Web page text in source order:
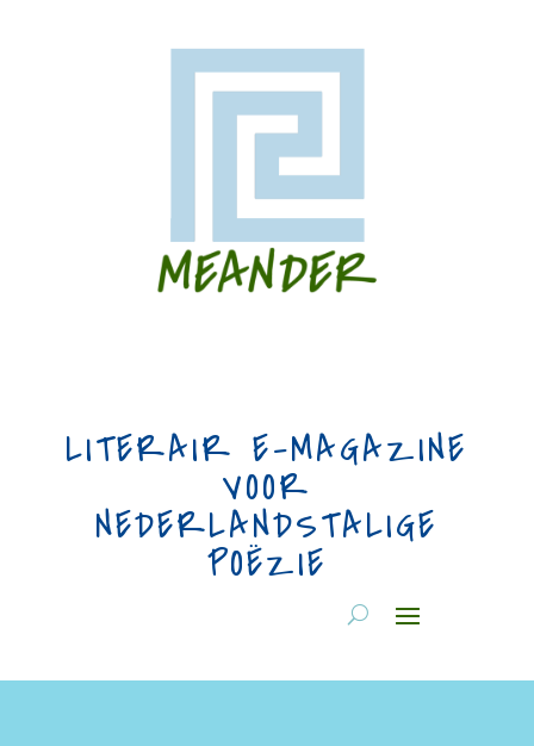
LITERAIR E-MAGAZINE
VOOR
NEDERLANDSTALIGE
POËZIE